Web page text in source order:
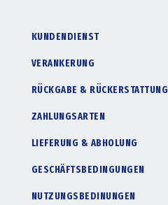
KUNDENDIENST
VERANKERUNG
RÜCKGABE & RÜCKERSTATTUNG
ZAHLUNGSARTEN
LIEFERUNG & ABHOLUNG
GESCHÄFTSBEDINGUNGEN
NUTZUNGSBEDINUNGEN